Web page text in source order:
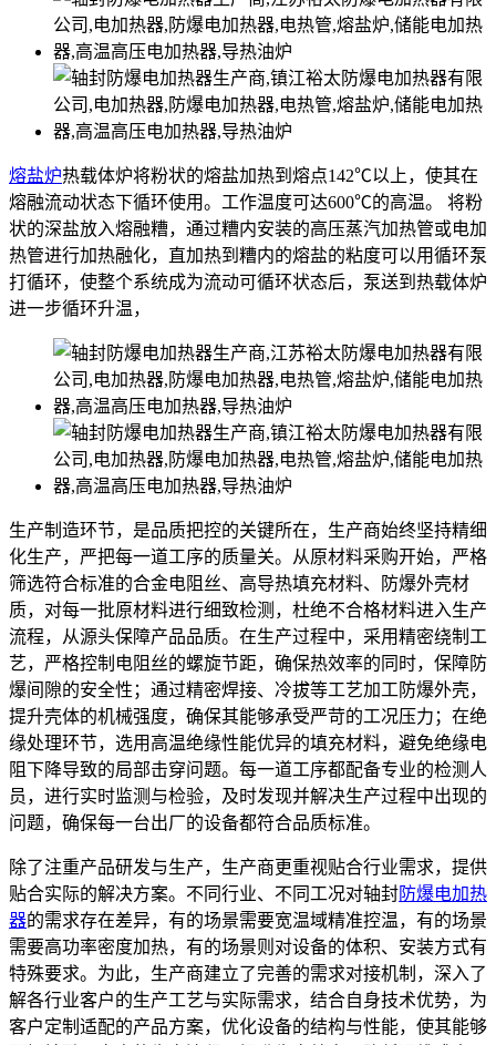
熔盐炉热载体炉将粉状的熔盐加热到熔点142℃以上，使其在
熔融流动状态下循环使用。工作温度可达600℃的高温。 将粉
状的深盐放入熔融糟，通过糟内安装的高压蒸汽加热管或电加
热管进行加热融化，直加热到糟内的熔盐的粘度可以用循环泵
打循环，使整个系统成为流动可循环状态后，泵送到热载体炉
进一步循环升温，
生产制造环节，是品质把控的关键所在，生产商始终坚持精细
化生产，严把每一道工序的质量关。从原材料采购开始，严格
筛选符合标准的合金电阻丝、高导热填充材料、防爆外壳材
质，对每一批原材料进行细致检测，杜绝不合格材料进入生产
流程，从源头保障产品品质。在生产过程中，采用精密绕制工
艺，严格控制电阻丝的螺旋节距，确保热效率的同时，保障防
爆间隙的安全性；通过精密焊接、冷拔等工艺加工防爆外壳，
提升壳体的机械强度，确保其能够承受严苛的工况压力；在绝
缘处理环节，选用高温绝缘性能优异的填充材料，避免绝缘电
阻下降导致的局部击穿问题。每一道工序都配备专业的检测人
员，进行实时监测与检验，及时发现并解决生产过程中出现的
问题，确保每一台出厂的设备都符合品质标准。
除了注重产品研发与生产，生产商更重视贴合行业需求，提供
贴合实际的解决方案。不同行业、不同工况对轴封防爆电加热
器的需求存在差异，有的场景需要宽温域精准控温，有的场景
需要高功率密度加热，有的场景则对设备的体积、安装方式有
特殊要求。为此，生产商建立了完善的需求对接机制，深入了
解各行业客户的生产工艺与实际需求，结合自身技术优势，为
客户定制适配的产品方案，优化设备的结构与性能，使其能够